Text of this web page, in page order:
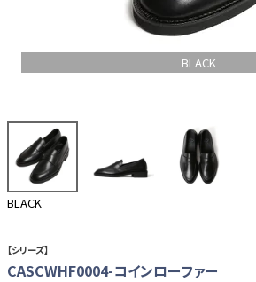
BLACK
BLACK
【シリーズ】
CASCWHF0004-コインローファー